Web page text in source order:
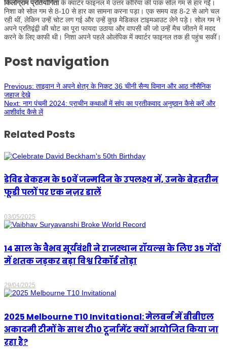
किलोग्राम प्रतियोगिताके क्वार्टर फाइनल में उत्तर कोरिया की पाक सोल गम से हार गईं।
निशा को सोल गम से 8-10 से हार का सामना करना पड़ा। एक समय वह 8-2 से आगे चल
रही थीं, लेकिन उन्हें चोट लग गई और उन्हें कुछ मेडिकल टाइमआउट लेने पड़े। सोल गम ने
अपने प्रतिद्वंद्वी की चोट का पूरा फायदा उठाया और वापसी की जो उन्हें मैच जीतने में मदद
करने के लिए काफी थी। निशा अपने पहले ओलंपिक में क्वार्टर फाइनल तक ही पहुंच सकीं।
Post navigation
Previous: ताइवान ने अपने क्षेत्र के निकट 36 चीनी सैन्य विमान और आठ नौसैनिक
जहाज देखे
Next: नाग पंचमी 2024: प्राचीन कथाओं में सांप का प्रतीकवाद अनुष्ठान कैसे करें और
आशीर्वाद कैसे लें
Related Posts
डेविड बेकहम के 50वें जन्मदिन के उपलक्ष्य में, उनके बेहतरीन
फूडी पलों पर एक नज़र डालें
03/05/2025
14 साल के वैभव सूर्यवंशी ने राजस्थान रॉयल्स के लिए 35 गेंदों
में शतक जड़कर बड़ा विश्व रिकॉर्ड तोड़ा
29/04/2025
2025 Melbourne T10 Invitational: मेलबर्न में बीबीएल
अकादमी टीमों के साथ टी10 टूर्नामेंट क्यों आयोजित किया जा
रहा है?